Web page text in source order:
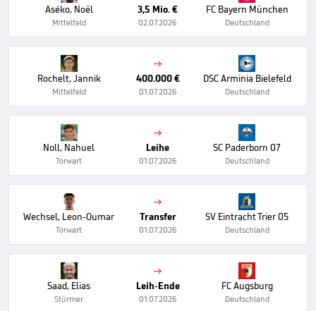
Aséko, Noël
Mittelfeld
3,5 Mio. €
02.07.2026
FC Bayern München
Deutschland
Rochelt, Jannik
Mittelfeld

400.000 €
01.07.2026
DSC Arminia Bielefeld
Deutschland
Noll, Nahuel
Torwart

Leihe
01.07.2026
SC Paderborn 07
Deutschland
Wechsel, Leon-Oumar
Torwart

Transfer
01.07.2026
SV Eintracht Trier 05
Deutschland
Saad, Elias
Stürmer

Leih-Ende
01.07.2026
FC Augsburg
Deutschland